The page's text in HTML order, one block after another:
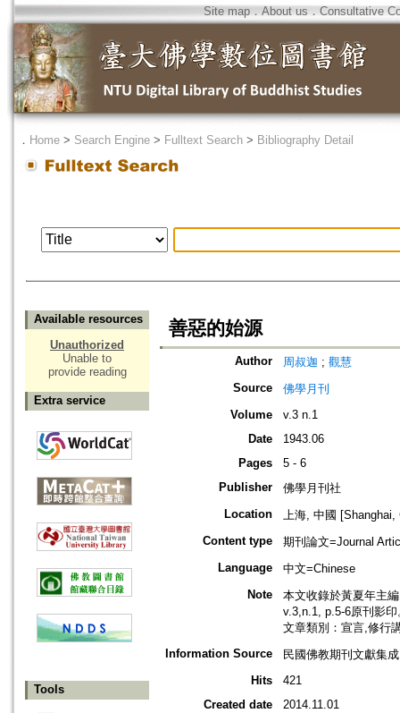
Site map．About us ． Consultative
． Home > Search Engine > Fulltext Search > Bibliography Detail
Available resources
Unauthorized
Unable to
provide reading
Extra service
Tools
善惡的始源
Author 周叔迦 ; 觀慧
Source
佛學月刊
Volume
v.3 n.1
Date
1943.06
Pages
5 - 6
Publisher
佛學月刊社
Location
上海, 中國 [Shanghai,
Content type
期刊論文=Journal
Language
中文=Chinese
Note
本文收錄於黃夏年主
v.3,n.1, p.5-6原刊影印
文章類別：宣言,修行
Information Source
民國佛教期刊文獻集
Hits
421
Created date
2014.11.01